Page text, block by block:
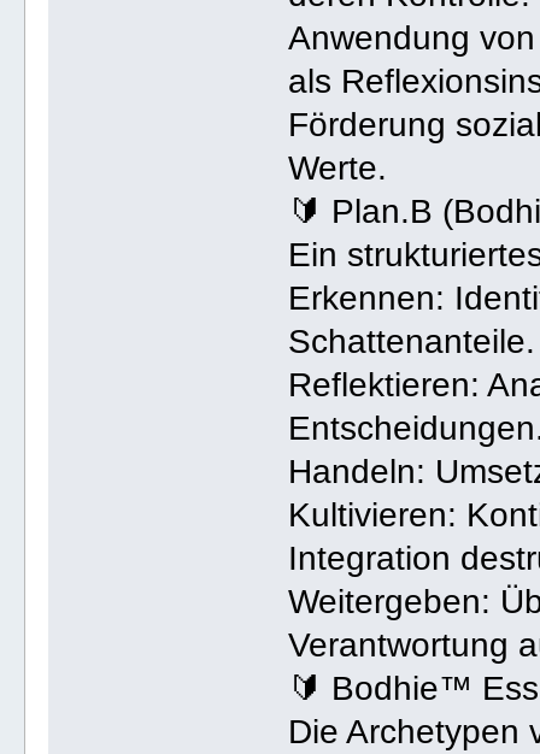
Anwendung
als
Förderung
Werte.
🔰 Plan.B
Ein
Erkennen:
Schattenanteile.
Reflektieren:
Handeln:
Kultivieren:
Integration
Weitergeben:
Verantwortung
🔰 Bodhie™
Die Archetypen